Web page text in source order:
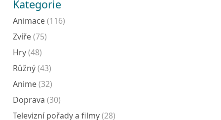
Kategorie
Animace(116)
Zvíře(75)
Hry(48)
Růžný(43)
Anime(32)
Doprava (30)
Televizní pořady a filmy(28)